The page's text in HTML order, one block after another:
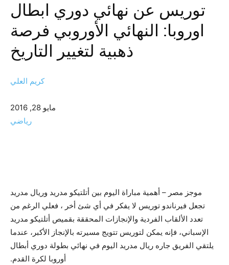
توريس عن نهائي دوري ابطال
اوروبا: النهائي الأوروبي فرصة
ذهبية لتغيير التاريخ
كريم العلي
مايو 28, 2016
رياضي
موجز مصر – أهمية مباراة اليوم بين أتلتيكو مدريد وريال مدريد
تجعل فيرناندو توريس لا يفكر في أي شئ أخر ، فعلي الرغم من
تعدد الألقاب الفردية والإنجازات المحققة بقميص أتلتيكو مدريد
الإسباني، فإنه يمكن لتوريس تتويج مسيرته بالإنجاز الأكبر، عندما
يلتقي الفريق جاره ريال مدريد اليوم في نهائي بطولة دوري أبطال
أوروبا لكرة القدم.